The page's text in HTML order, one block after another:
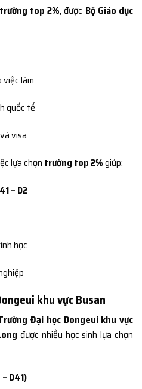
top 2%, được Bộ Giáo dục
làm
quốc tế
visa
lựa chọn trường top 2%giúp:
– D2
học
khu vực Busan
Đại học Dongeui khu vực
được nhiều học sinh lựa chọn
D41)